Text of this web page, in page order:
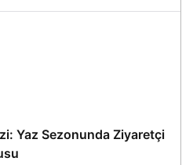
Yaz Sezonunda Ziyaretçi